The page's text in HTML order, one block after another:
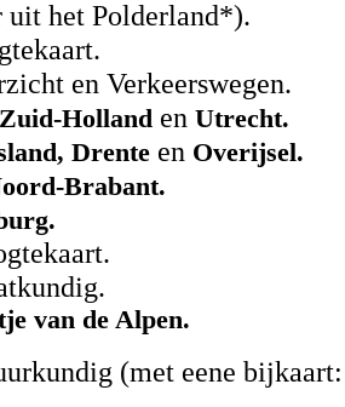
uit het Polderland*).
en Verkeerswegen.
Holland en Utrecht.
Drente en Overijsel.
Brabant.
van de Alpen.
(met eene